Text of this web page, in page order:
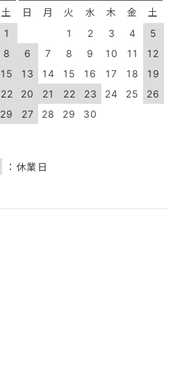
土
1
8
15
22
29
日 月 火 水 木 金 土
1 2 3 4
5
6
7 8 9 10 11
12
13
14 15 16 17 18
19
20
21 22 23 24 25
26
27
28 29 30
：休業日